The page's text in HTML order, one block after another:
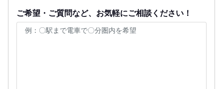
ご希望・ご質問など、お気軽にご相談ください！